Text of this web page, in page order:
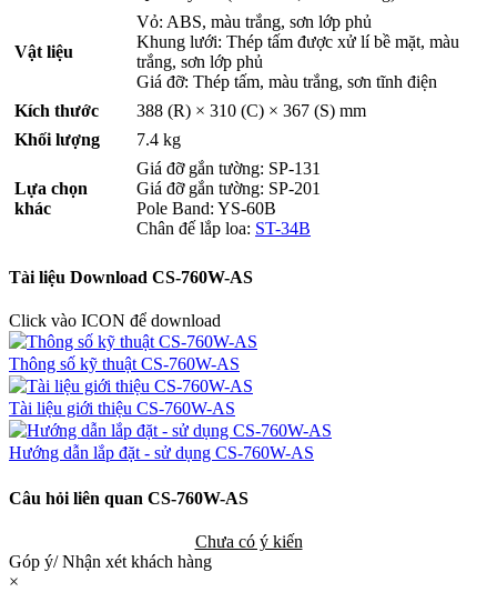
Vật liệu
Vỏ: ABS, màu trắng, sơn lớp phủ
Khung lưới: Thép tấm được xử lí bề mặt, màu
trắng, sơn lớp phủ
Giá đỡ: Thép tấm, màu trắng, sơn tĩnh điện
Kích thước
388 (R) × 310 (C) × 367 (S) mm
Khối lượng
7.4 kg
Lựa chọn
khác
Giá đỡ gắn tường: SP-131
Giá đỡ gắn tường: SP-201
Pole Band: YS-60B
Chân đế lắp loa: ST-34B
Tài liệu Download CS-760W-AS
Click vào ICON để download
Thông số kỹ thuật CS-760W-AS
Tài liệu giới thiệu CS-760W-AS
Hướng dẫn lắp đặt - sử dụng CS-760W-AS
Câu hỏi liên quan CS-760W-AS
Chưa có ý kiến
Góp ý/ Nhận xét khách hàng
×